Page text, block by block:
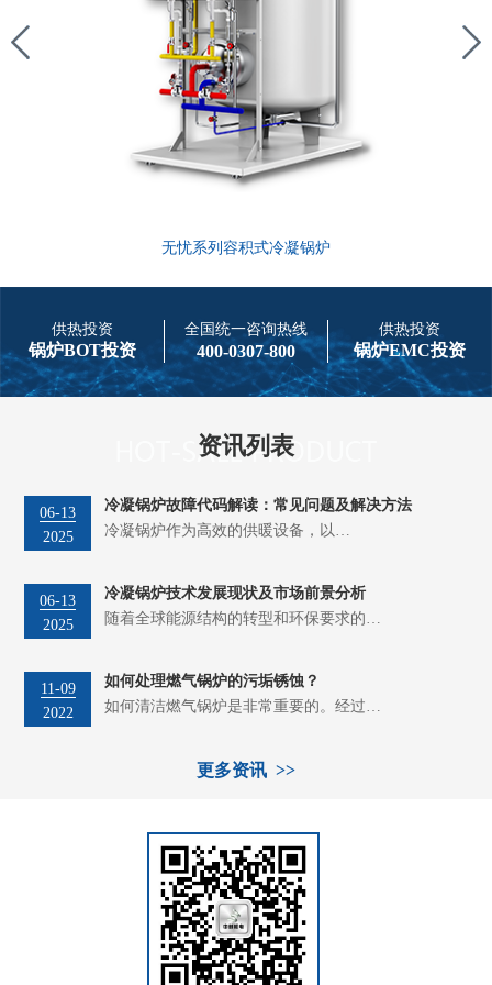
无忧系列容积式冷凝锅炉
供热投资
锅炉BOT投资
全国统一咨询热线
400-0307-800
供热投资
锅炉EMC投资
资讯列表
06-13
2025
冷凝锅炉故障代码解读：常见问题及解决方法
冷凝锅炉作为高效的供暖设备，以…
06-13
2025
冷凝锅炉技术发展现状及市场前景分析
随着全球能源结构的转型和环保要求的…
11-09
2022
如何处理燃气锅炉的污垢锈蚀？
如何清洁燃气锅炉是非常重要的。经过…
更多资讯 >>